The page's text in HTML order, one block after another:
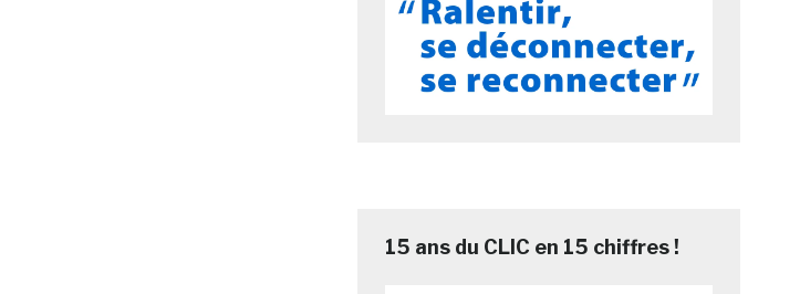
15 ans du CLIC en 15 chiffres !